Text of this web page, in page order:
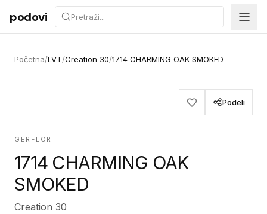
Preskoči na sadržaj
podovi
Početna/LVT/Creation 30/1714 CHARMING OAK SMOKED
Podeli
GERFLOR
1714 CHARMING OAK
SMOKED
Creation 30